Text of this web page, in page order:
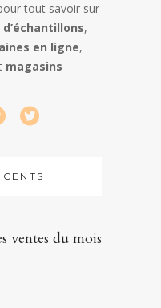
tout savoir sur
,
en ligne,
magasins
ventes du mois